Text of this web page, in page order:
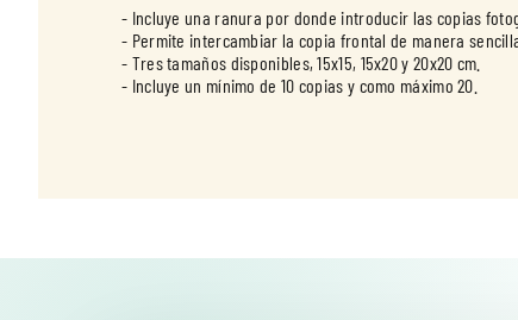
- Incluye una ranura por donde introducir las copias
- Permite intercambiar la copia frontal de manera
- Tres tamaños disponibles, 15x15, 15x20 y 20x20 cm.
- Incluye un mínimo de 10 copias y como máximo 20.